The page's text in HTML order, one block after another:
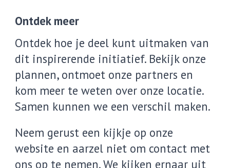
Ontdek meer
Ontdek hoe je deel kunt uitmaken van
dit inspirerende initiatief. Bekijk onze
plannen, ontmoet onze partners en
kom meer te weten over onze locatie.
Samen kunnen we een verschil maken.
Neem gerust een kijkje op onze
website en aarzel niet om contact met
ons op te nemen. We kijken ernaar uit